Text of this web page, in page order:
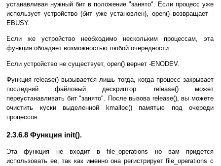
устанавливая нужный бит в положение "занято". Если процесс уже
использует устройство (бит уже установлен), open() возвращает -
EBUSY.
Если же устройство необходимо нескольким процессам, эта
функция обладает возможностью любой очередности.
Если устройство не существует, open() вернет -ENODEV.
Функция release() вызывается лишь тогда, когда процесс закрывает
последний файловый дескриптор. release() может
переустанавливать бит "занято". После вызова release(), вы можете
очистить куски выделенной kmalloc() памятью под очереди
процессов.
2.3.6.8 Функция init().
Эта функция не входит в file_operations но вам придется
использовать ее, так как именно она регистрирует file_operations с